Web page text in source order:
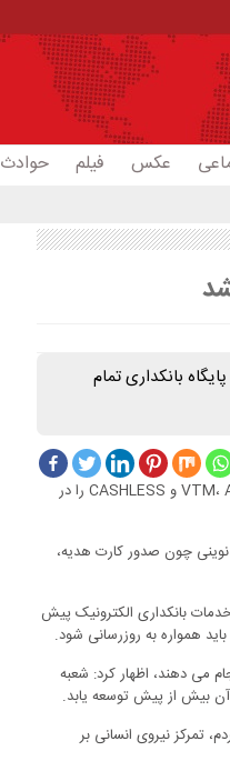
عکس فیلم حوادث
بانکداری تمام
، این پایگاه پنج دستگاه بانکداری الکترونیک VTM، ATM، CRS، GSS و CASHLESS را در
نوینی چون صدور کارت هدیه،
بانکداری الکترونیک پیش
همواره به روزرسانی شود.
می دهند، اظهار کرد: شعبه
بیش از پیش توسعه یابد.
تمرکز نیروی انسانی بر